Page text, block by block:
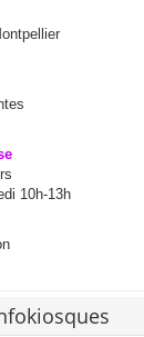
10h-13h